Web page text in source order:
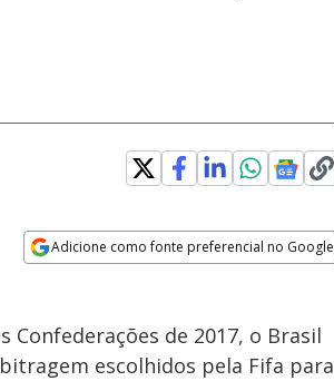
Adicione como fonte preferencial no Google
Confederações de 2017, o Brasil
escolhidos pela Fifa para